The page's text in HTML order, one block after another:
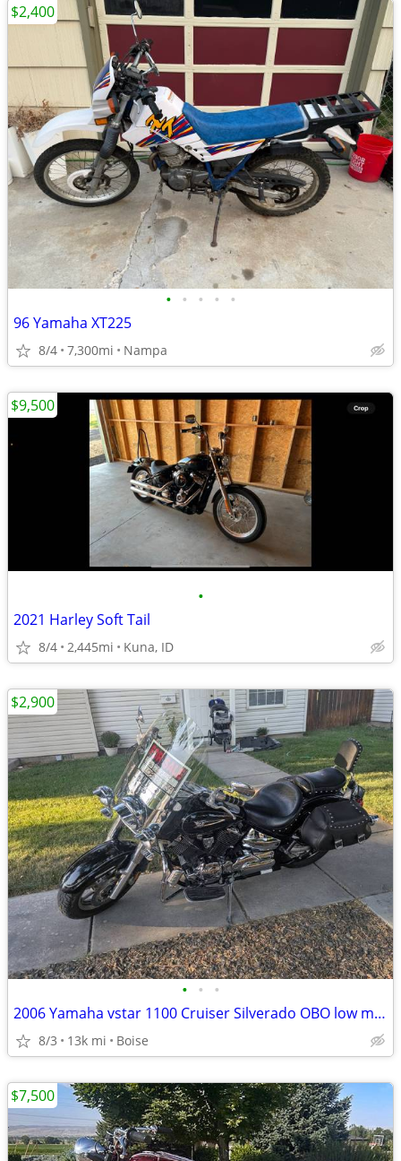
• • • • •
96 Yamaha XT225
8/4 7,300mi Nampa
$2,400
•
2021 Harley Soft Tail
8/4 2,445mi Kuna, ID
$9,500
• • •
2006 Yamaha vstar 1100 Cruiser Silverado OBO low miles
8/3 13k mi Boise
$2,900
$7,500